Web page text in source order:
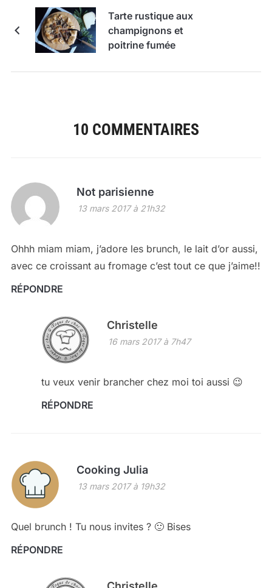
Tarte rustique aux
champignons et
poitrine fumée
10 COMMENTAIRES
Not parisienne
13 mars 2017 à 21h32
Ohhh miam miam, j’adore les brunch, le lait d’or aussi,
avec ce croissant au fromage c’est tout ce que j’aime!!
RÉPONDRE
Christelle
16 mars 2017 à 7h47
tu veux venir brancher chez moi toi aussi 😉
RÉPONDRE
Cooking Julia
13 mars 2017 à 19h32
Quel brunch ! Tu nous invites ? 🙂 Bises
RÉPONDRE